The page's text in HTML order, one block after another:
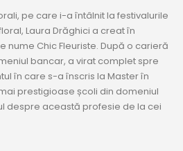
pe care i-a întâlnit la festivalurile
Laura Drăghici a creat în
nume Chic Fleuriste. După o carieră
bancar, a virat complet spre
în care s-a înscris la Master în
prestigioase școli din domeniul
despre această profesie de la cei